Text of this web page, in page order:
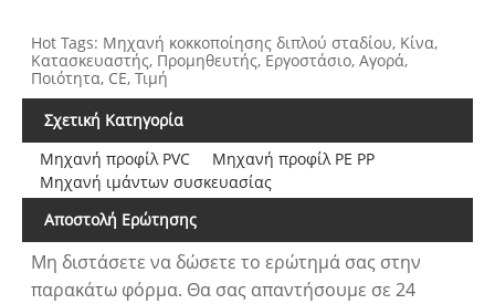
Hot Tags: Μηχανή κοκκοποίησης διπλού σταδίου, Κίνα,
Κατασκευαστής, Προμηθευτής, Εργοστάσιο, Αγορά,
Ποιότητα, CE, Τιμή
Σχετική Κατηγορία
Μηχανή προφίλ PVC
Μηχανή προφίλ PE PP
Μηχανή ιμάντων συσκευασίας
Αποστολή Ερώτησης
Μη διστάσετε να δώσετε το ερώτημά σας στην
παρακάτω φόρμα. Θα σας απαντήσουμε σε 24